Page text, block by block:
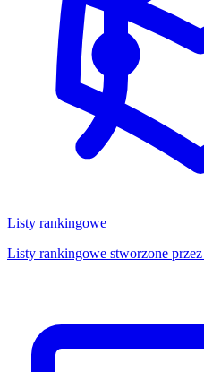
Listy rankingowe
Listy rankingowe stworzone